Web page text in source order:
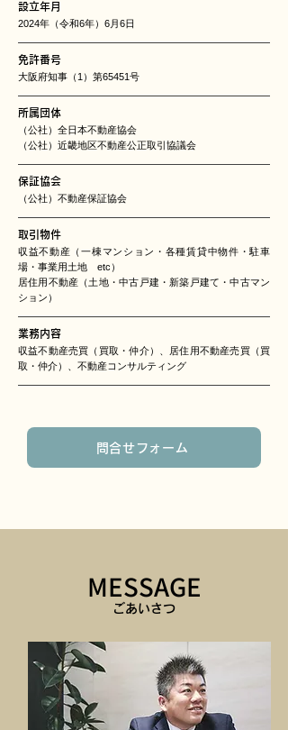
設立年月
2024年（令和6年）6月6日
免許番号
大阪府知事（1）第65451号
所属団体
（公社）全日本不動産協会
（公社）近畿地区不動産公正取引協議会
保証協会
（公社）不動産保証協会
取引物件
収益不動産（一棟マンション・各種賃貸中物件・駐車
場・事業用土地 etc）
居住用不動産（土地・中古戸建・新築戸建て・中古マン
ション）
業務内容
収益不動産売買（買取・仲介）、居住用不動産売買（買
取・仲介）、不動産コンサルティング
問合せフォーム
MESSAGE
ごあいさつ